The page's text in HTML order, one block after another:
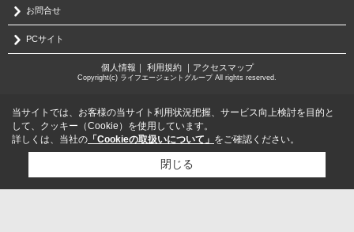
お問合せ
PCサイト
個人情報 ｜ 利用規約｜ アクセスマップ
Copyright(c) ライフエージェントグループ All rights reserved.
当サイトでは、お客様の当サイト利用状況把握、サービス向上検討を目的と
して、クッキー（Cookie）を使用しています。
詳しくは、当社の 「Cookieの取扱いについて」 をご確認ください。
閉じる